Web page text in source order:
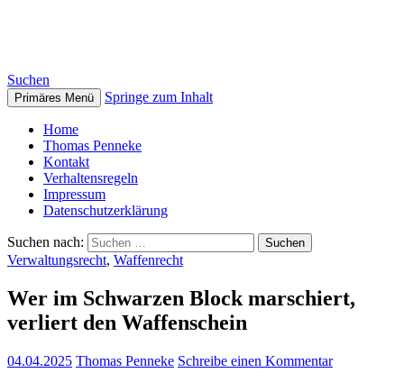
Suchen
Primäres Menü Springe zum Inhalt
Home
Thomas Penneke
Kontakt
Verhaltensregeln
Impressum
Datenschutzerklärung
Suchen nach:
Verwaltungsrecht, Waffenrecht
Wer im Schwarzen Block marschiert,
verliert den Waffenschein
04.04.2025 Thomas Penneke Schreibe einen Kommentar